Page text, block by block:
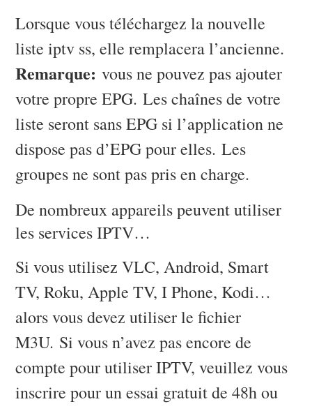
Lorsque vous téléchargez la nouvelle
liste iptv ss, elle remplacera l’ancienne.
Remarque: vous ne pouvez pas ajouter
votre propre EPG. Les chaînes de votre
liste seront sans EPG si l’application ne
dispose pas d’EPG pour elles. Les
groupes ne sont pas pris en charge.
De nombreux appareils peuvent utiliser
les services IPTV…
Si vous utilisez VLC, Android, Smart
TV, Roku, Apple TV, I Phone, Kodi…
alors vous devez utiliser le fichier
M3U. Si vous n’avez pas encore de
compte pour utiliser IPTV, veuillez vous
inscrire pour un essai gratuit de 48h ou